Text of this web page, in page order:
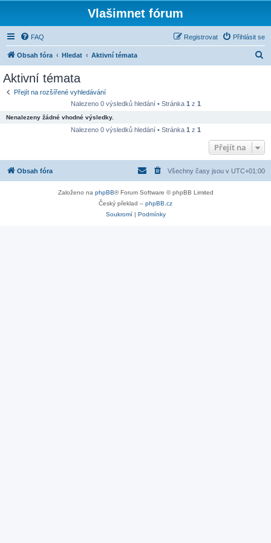
Vlašimnet fórum
FAQ Přihlásit se
Registrovat
Obsah fóra Hledat Aktivní témata
Aktivní témata
Přejít na rozšířené vyhledávání
Nalezeno 0 výsledků hledání • Stránka 1 z 1
Nenalezeny žádné vhodné výsledky.
Nalezeno 0 výsledků hledání • Stránka 1 z 1
Přejít na
Obsah fóra Všechny časy jsou v UTC+01:00
Založeno na phpBB® Forum Software © phpBB Limited
Český překlad – phpBB.cz
Soukromí| Podmínky